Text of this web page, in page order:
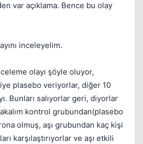
var açıklama. Bence bu olay
inceleyelim.
olayı şöyle oluyor,
plasebo veriyorlar, diğer 10
Bunları salıyorlar geri, diyorlar
kontrol grubundan(plasebo
olmuş, aşı grubundan kaç kişi
karşılaştırıyorlar ve aşı etkili